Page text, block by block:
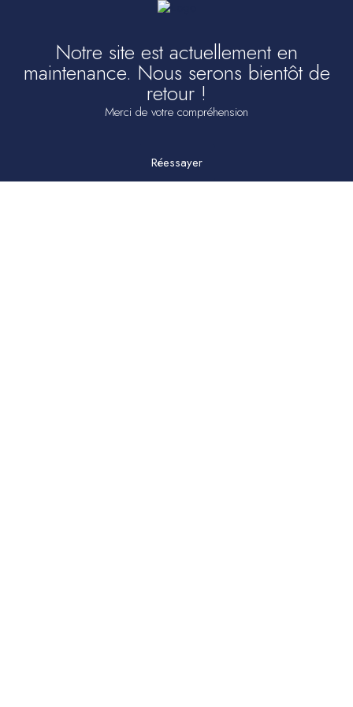
Notre site est actuellement en
maintenance. Nous serons bientôt de
retour !
Merci de votre compréhension
Réessayer